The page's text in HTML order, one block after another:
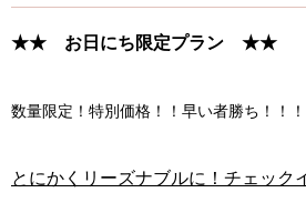
★★ お日にち限定プラン ★★
数量限定！特別価格！！早い者勝ち！！！
とにかくリーズナブルに！チェッ